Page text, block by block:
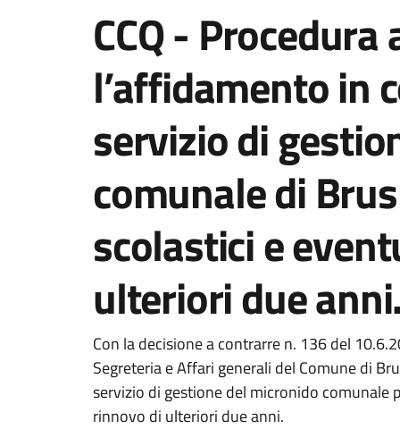
CCQ -
l’affidamento in
servizio di
comunale di
scolastici e
ulteriori due anni.
Con la decisione a contrarre n. 136 del
Segreteria e Affari generali del Comune di
servizio di gestione del micronido
rinnovo di ulteriori due anni.